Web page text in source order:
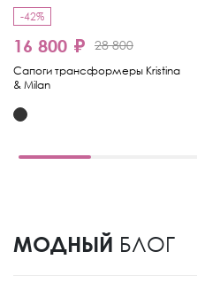
-42%
16 800 ₽ 28 800
Сапоги трансформеры Kristina
& Milan
МОДНЫЙ БЛОГ